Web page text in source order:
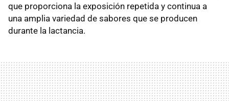
que proporciona la exposición repetida y continua a
una amplia variedad de sabores que se producen
durante la lactancia.